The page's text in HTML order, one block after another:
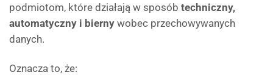
podmiotom, które działają w sposób techniczny,
automatyczny i bierny wobec przechowywanych
danych.
Oznacza to, że: